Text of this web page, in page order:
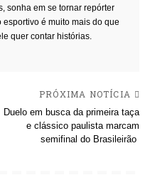
sonha em se tornar repórter
é muito mais do que
quer contar histórias.
PRÓXIMA NOTÍCIA
Duelo em busca da primeira taça
e clássico paulista marcam
semifinal do Brasileirão